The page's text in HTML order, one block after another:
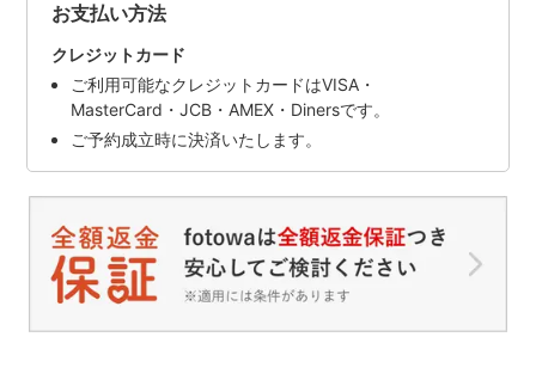
お支払い方法
クレジットカード
ご利用可能なクレジットカードはVISA・
MasterCard・JCB・AMEX・Dinersです。
ご予約成立時に決済いたします。